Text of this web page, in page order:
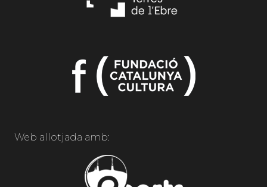
Web allotjada amb: